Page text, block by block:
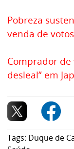
Pobreza
venda de
Comprador de
desleal” em
Tags: Duque de